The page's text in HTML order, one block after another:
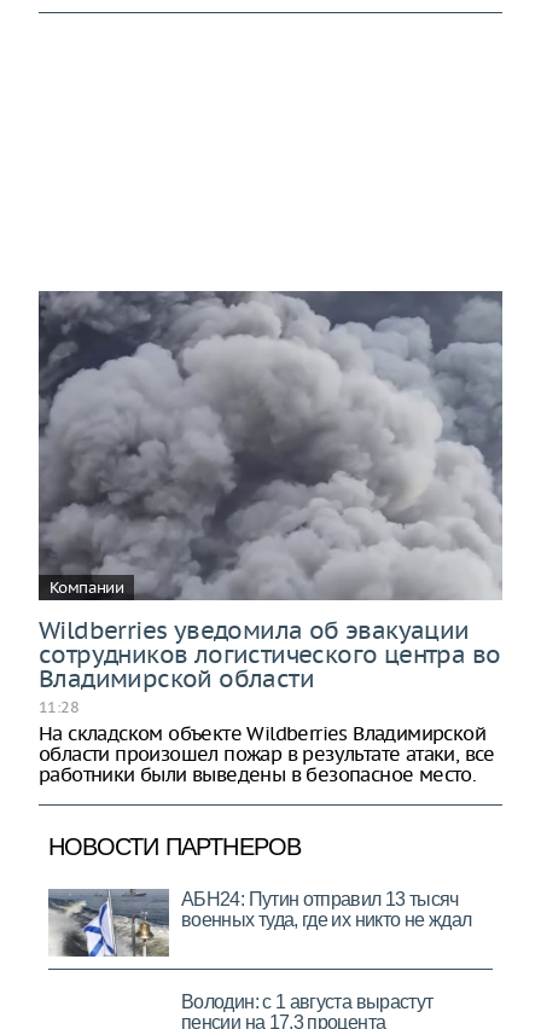
Компании
Wildberries уведомила об эвакуации
сотрудников логистического центра во
Владимирской области
11:28
На складском объекте Wildberries Владимирской
области произошел пожар в результате атаки, все
работники были выведены в безопасное место.